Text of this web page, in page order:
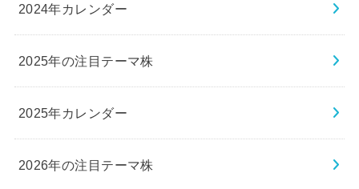
2024年カレンダー
2025年の注目テーマ株
2025年カレンダー
2026年の注目テーマ株